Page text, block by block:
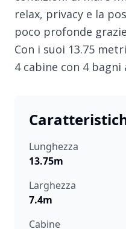
relax, privacy e la
poco profonde
Con i suoi 13.75
4 cabine con 4 bagni
Lunghezza
13.75m
Larghezza
7.4m
Cabine